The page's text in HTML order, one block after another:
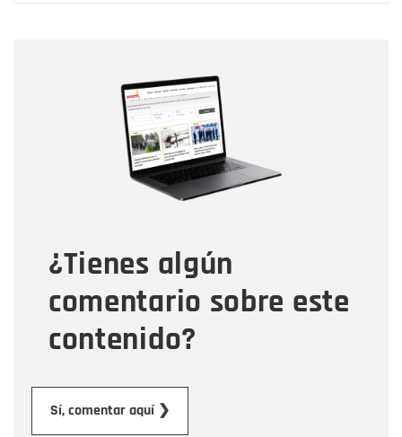
¿Tienes algún
comentario sobre este
contenido?
Sí, comentar aquí ❯
Correo electrónico
Tipo de comentario
Mensaje